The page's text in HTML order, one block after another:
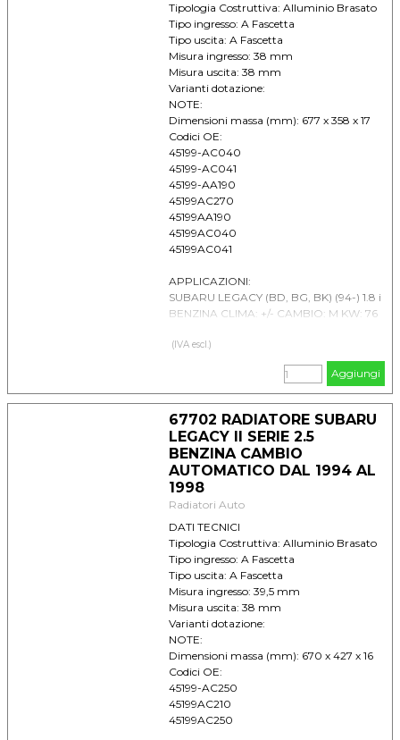
Tipologia Costruttiva: Alluminio Brasato
Tipo ingresso: A Fascetta
Tipo uscita: A Fascetta
Misura ingresso: 38 mm
Misura uscita: 38 mm
Varianti dotazione:
NOTE:
Dimensioni massa (mm): 677 x 358 x 17
Codici OE:
45199-AC040
45199-AC041
45199-AA190
45199AC270
45199AA190
45199AC040
45199AC041
APPLICAZIONI:
SUBARU LEGACY (BD, BG, BK) (94-) 1.8 i
BENZINA CLIMA: +/- CAMBIO: M KW: 76
SUBARU LEGACY (BD, BG, BK) (94-) 2.0
i BENZINA CLIMA: +/- CAMBIO: M KW: 85
ANNO: 9/1994 -> 11/1998
SUBARU LEGACY (BD, BG, BK) (94-) 2.2 i
ANNO: 9/1994 -> 11/1998
(IVA escl.)
Aggiungi
67702 RADIATORE SUBARU
LEGACY II SERIE 2.5
BENZINA CAMBIO
AUTOMATICO DAL 1994 AL
1998
Radiatori Auto
DATI TECNICI
Tipologia Costruttiva: Alluminio Brasato
Tipo ingresso: A Fascetta
Tipo uscita: A Fascetta
Misura ingresso: 39,5 mm
Misura uscita: 38 mm
Varianti dotazione:
NOTE:
Dimensioni massa (mm): 670 x 427 x 16
Codici OE:
45199-AC250
45199AC210
45199AC250